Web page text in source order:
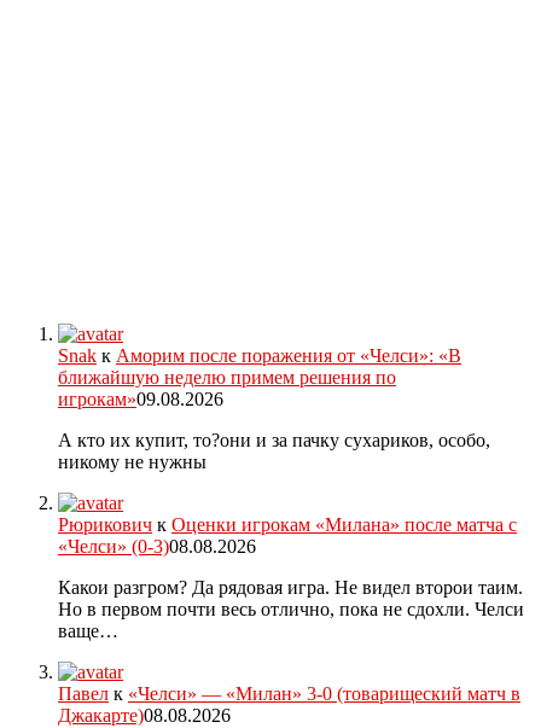
Snak к Аморим после поражения от «Челси»: «В
ближайшую неделю примем решения по
игрокам»09.08.2026
А кто их купит, то?они и за пачку сухариков, особо,
никому не нужны
Рюрикович к Оценки игрокам «Милана» после матча с
«Челси» (0-3)08.08.2026
Какои разгром? Да рядовая игра. Не видел второи таим.
Но в первом почти весь отлично, пока не сдохли. Челси
ваще…
Павел к «Челси» — «Милан» 3-0 (товарищеский матч в
Джакарте)08.08.2026